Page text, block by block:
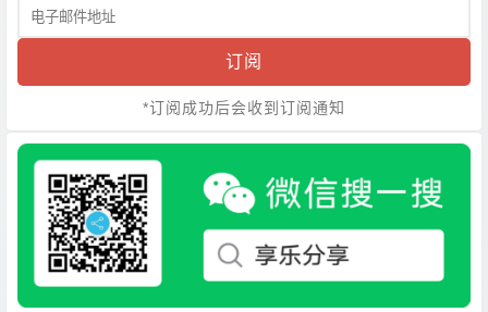
订阅
*订阅成功后会收到订阅通知